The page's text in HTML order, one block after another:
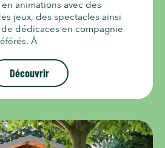
animations avec des
jeux, des spectacles ainsi
dédicaces en compagnie
À
Découvrir